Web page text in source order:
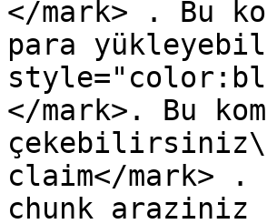
</mark> . Bu
para
</mark>. Bu
çekebilirsiniz\
claim</mark> .
chunk